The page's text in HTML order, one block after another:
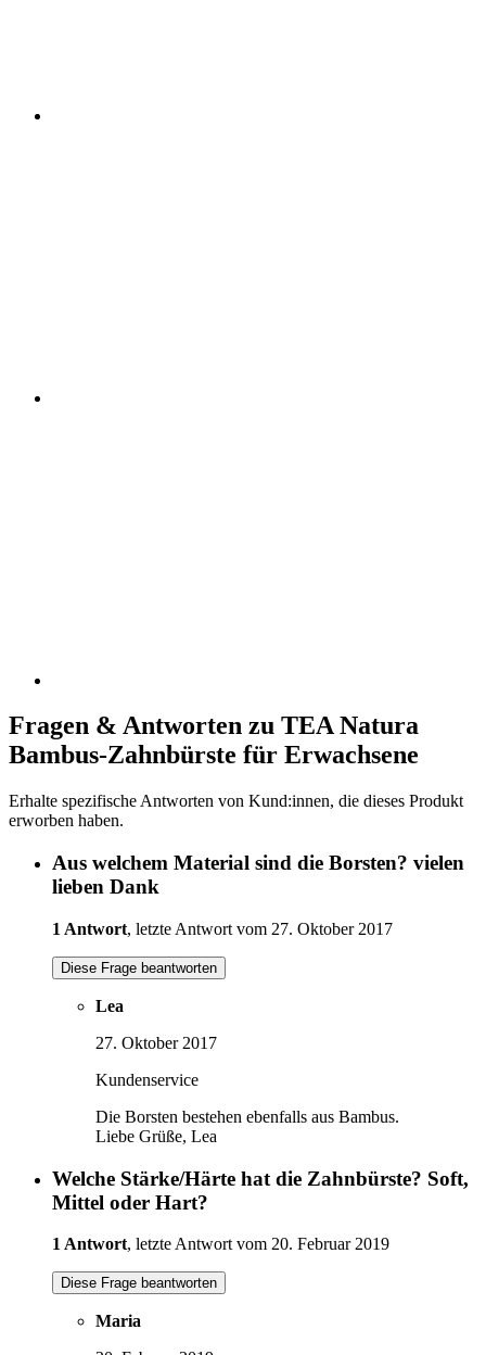
Fragen & Antworten zu TEA Natura
Bambus-Zahnbürste für Erwachsene
Erhalte spezifische Antworten von Kund:innen, die dieses Produkt
erworben haben.
Aus welchem Material sind die Borsten? vielen
lieben Dank
1 Antwort, letzte Antwort vom 27. Oktober 2017
Diese Frage beantworten
Lea
27. Oktober 2017
Kundenservice
Die Borsten bestehen ebenfalls aus Bambus.
Liebe Grüße, Lea
Welche Stärke/Härte hat die Zahnbürste? Soft,
Mittel oder Hart?
1 Antwort, letzte Antwort vom 20. Februar 2019
Diese Frage beantworten
Maria